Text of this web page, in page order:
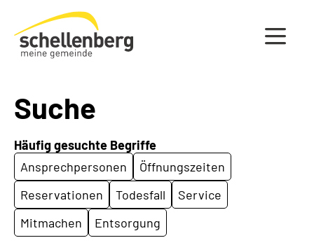
Gemeinde Schellenberg Startseite
Suche
Häufig gesuchte Begriffe
Ansprechpersonen
Öffnungszeiten
Reservationen
Todesfall
Service
Mitmachen
Entsorgung